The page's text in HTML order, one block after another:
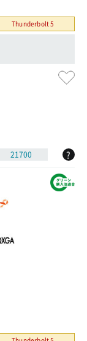
Thunderbolt 5
21700 ?